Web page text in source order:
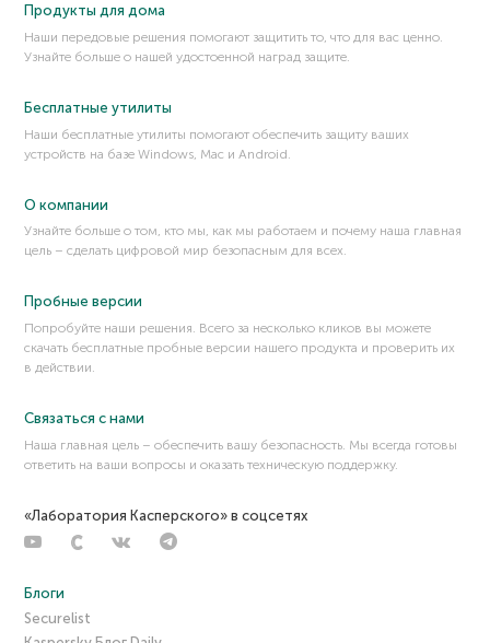
Продукты для дома
Наши передовые решения помогают защитить то, что для вас ценно.
Узнайте больше о нашей удостоенной наград защите.
Бесплатные утилиты
Наши бесплатные утилиты помогают обеспечить защиту ваших
устройств на базе Windows, Mac и Android.
О компании
Узнайте больше о том, кто мы, как мы работаем и почему наша главная
цель – сделать цифровой мир безопасным для всех.
Пробные версии
Попробуйте наши решения. Всего за несколько кликов вы можете
скачать бесплатные пробные версии нашего продукта и проверить их
в действии.
Связаться с нами
Наша главная цель – обеспечить вашу безопасность. Мы всегда готовы
ответить на ваши вопросы и оказать техническую поддержку.
«Лаборатория Касперского» в соцсетях
Блоги
Securelist